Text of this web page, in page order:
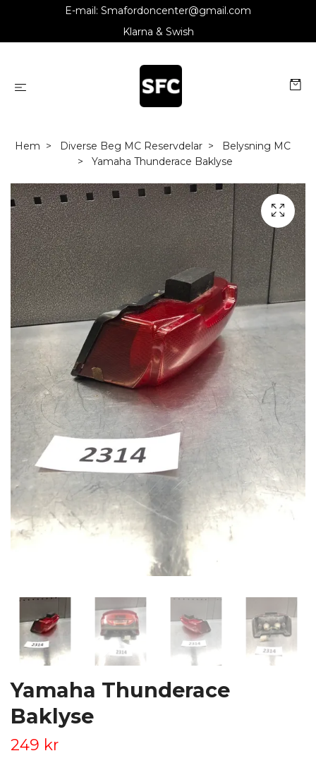
E-mail: Smafordoncenter@gmail.com
Klarna & Swish
Hem Diverse Beg MC Reservdelar
Belysning MC
Yamaha Thunderace Baklyse
Yamaha Thunderace
Baklyse
249 kr